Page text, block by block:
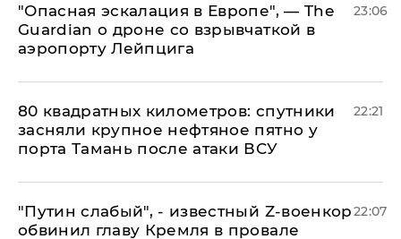
"Опасная эскалация в Европе", — The
Guardian о дроне со взрывчаткой в
аэропорту Лейпцига
23:06
80 квадратных километров: спутники
засняли крупное нефтяное пятно у
порта Тамань после атаки ВСУ
22:21
​"Путин слабый", - известный Z-военкор
обвинил главу Кремля в провале
22:07